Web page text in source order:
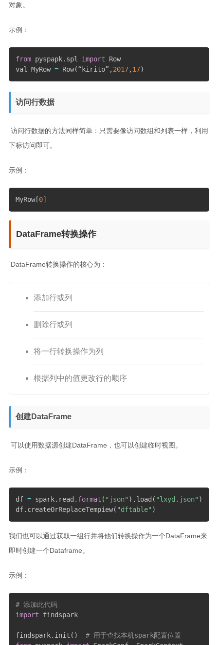
对象。
示例：
from pyspapk. spl import Row
val MyRow = Row(“kirito” ,2017,17)
访问行数据
​ 访问行数据的方法同样简单：只需要像访问数组和列表一样，利用
下标访问即可。
示例：
MyRow[0]
DataFrame转换操作
​ DataFrame转换操作的核心为：
添加行或列
删除行或列
将一行转换操作为列
根据列中的值更改行的顺序
创建DataFrame
​ 可以使用数据源创建DataFrame，也可以创建临时视图。
示例：
df = spark. read . format ( "json" ) . load ( "lxyd.json" )
df. createOrReplaceTempiew( "dftable" )
我们也可以通过获取一组行并将他们转换操作为一个DataFrame来
即时创建一个Dataframe。
示例：
# 添加此代码
import findspark
findspark. init ( )
# 用于查找本机spark配置位置